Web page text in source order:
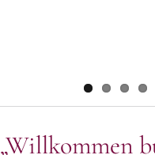
„Willkommen